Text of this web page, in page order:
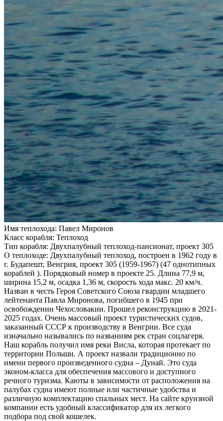
Имя теплохода: Павел Миронов
Класс корабля: Теплоход
Тип корабля: Двухпалубный теплоход-пансионат, проект 305
О теплоходе: Двухпалубный теплоход, построен в 1962 году в
г. Будапешт, Венгрия, проект 305 (1959-1967) (47 однотипных
кораблей ). Порядковый номер в проекте 25. Длина 77,9 м,
ширина 15,2 м, осадка 1,36 м, скорость хода макс. 20 км/ч.
Назван в честь Героя Советского Союза гвардии младшего
лейтенанта Павла Миронова, погибшего в 1945 при
освобождении Чехословакии. Прошел реконструкцию в 2021-
2025 годах. Очень массовый проект туристических судов,
заказанный СССР к производству в Венгрии. Все суда
изначально назывались по названиям рек стран соцлагеря.
Наш корабль получил имя реки Висла, которая протекает по
территории Польши. А проект назвали традиционно по
имени первого произведенного судна – Дунай. Это суда
эконом-класса для обеспечения массового и доступного
речного туризма. Каюты в зависимости от расположения на
палубах судна имеют полные или частичные удобства и
различную комплектацию спальных мест. На сайте круизной
компании есть удобный классификатор для их легкого
подбора под свой кошелек.